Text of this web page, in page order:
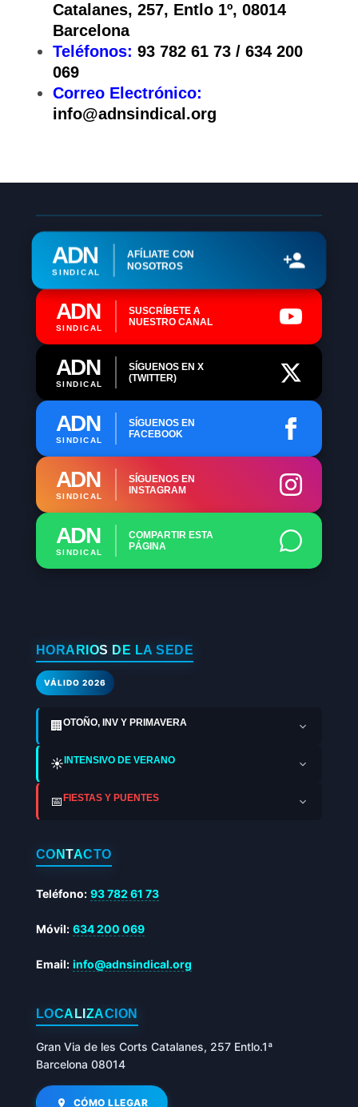
Catalanes, 257, Entlo 1º, 08014
Barcelona
Teléfonos: 93 782 61 73 / 634 200
069
Correo Electrónico:
info@adnsindical.org
ADN
SINDICAL
AFÍLIATE CON
NOSOTROS
ADN
SINDICAL
SUSCRÍBETE A
NUESTRO CANAL
ADN
SINDICAL
SÍGUENOS EN X
(TWITTER)
ADN
SINDICAL
SÍGUENOS EN
FACEBOOK
ADN
SINDICAL
SÍGUENOS EN
INSTAGRAM
ADN
SINDICAL
COMPARTIR ESTA
PÁGINA
HORARIOS DE LA SEDE
VÁLIDO 2026
🏢 OTOÑO, INV Y PRIMAVERA
☀️INTENSIVO DE VERANO
📅FIESTAS Y PUENTES
CONTACTO
Teléfono: 93 782 61 73
Móvil: 634 200 069
Email: info@adnsindical.org
LOCALIZACIÓN
Gran Via de les Corts Catalanes, 257 Entlo.1ª
Barcelona 08014
CÓMO LLEGAR